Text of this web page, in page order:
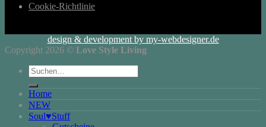
Cookie-Richtlinie
design & development by my-webdesigner.de
Copyright 2026 © Love Style Living
Suchen
nach:
Home
NEW
Soul♥Stuff